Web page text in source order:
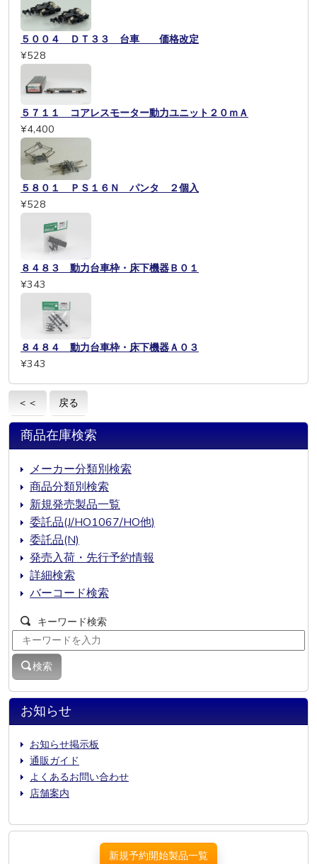
５００４ ＤＴ３３ 台車 価格改定
¥528
５７１１ コアレスモーター動力ユニット２０ｍＡ
¥4,400
５８０１ ＰＳ１６Ｎ パンタ ２個入
¥528
８４８３ 動力台車枠・床下機器Ｂ０１
¥343
８４８４ 動力台車枠・床下機器Ａ０３
¥343
＜＜ 戻る
お知らせ
お知らせ掲示板
通販ガイド
よくあるお問い合わせ
店舗案内
商品在庫検索
メーカー分類別検索
商品分類別検索
新規発売製品一覧
委託品(J/HO1067/HO他)
委託品(N)
発売入荷・先行予約情報
詳細検索
バーコード検索
キーワード検索
検索
新規予約開始製品一覧